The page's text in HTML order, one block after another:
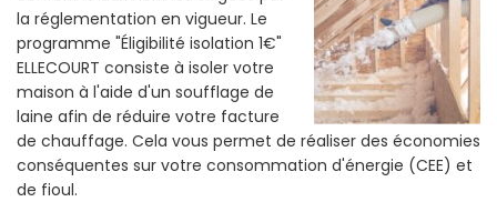
la réglementation en vigueur. Le
programme "Éligibilité isolation 1€"
ELLECOURT consiste à isoler votre
maison à l'aide d'un soufflage de
laine afin de réduire votre facture
de chauffage. Cela vous permet de réaliser des économies
conséquentes sur votre consommation d'énergie (CEE) et
de fioul.